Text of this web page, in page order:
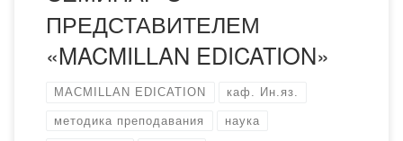
ПРЕДСТАВИТЕЛЕМ
«MACMILLAN EDICATION»
MACMILLAN EDICATION каф. Ин.яз.
методика преподавания наука